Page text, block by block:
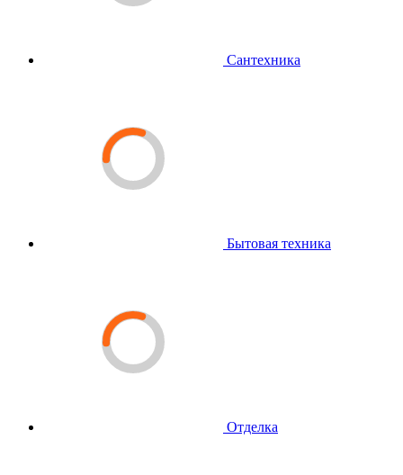
Сантехника
Бытовая техника
Отделка